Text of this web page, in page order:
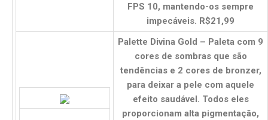
FPS 10, mantendo-os sempre
impecáveis. R$21,99
Palette Divina Gold – Paleta com 9
cores de sombras que são
tendências e 2 cores de bronzer,
para deixar a pele com aquele
efeito saudável. Todos eles
proporcionam alta pigmentação,